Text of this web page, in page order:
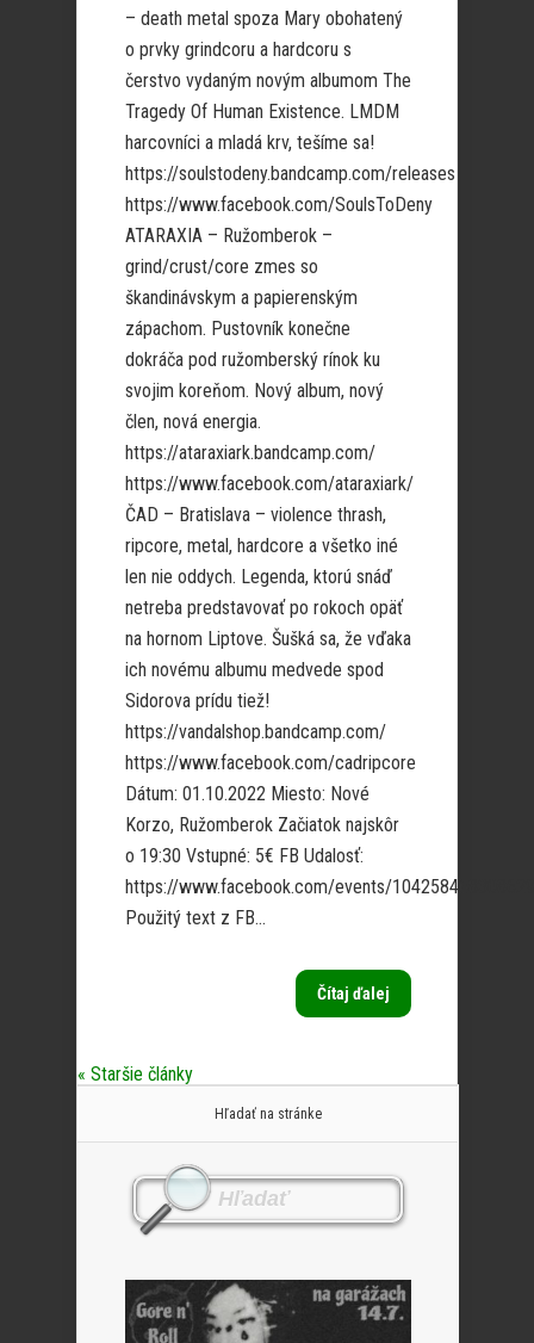
– death metal spoza Mary obohatený
o prvky grindcoru a hardcoru s
čerstvo vydaným novým albumom The
Tragedy Of Human Existence. LMDM
harcovníci a mladá krv, tešíme sa!
https://soulstodeny.bandcamp.com/releases
https://www.facebook.com/SoulsToDeny
ATARAXIA – Ružomberok –
grind/crust/core zmes so
škandinávskym a papierenským
zápachom. Pustovník konečne
dokráča pod ružomberský rínok ku
svojim koreňom. Nový album, nový
člen, nová energia.
https://ataraxiark.bandcamp.com/
https://www.facebook.com/ataraxiark/
ČAD – Bratislava – violence thrash,
ripcore, metal, hardcore a všetko iné
len nie oddych. Legenda, ktorú snáď
netreba predstavovať po rokoch opäť
na hornom Liptove. Šušká sa, že vďaka
ich novému albumu medvede spod
Sidorova prídu tiež!
https://vandalshop.bandcamp.com/
https://www.facebook.com/cadripcore
Dátum: 01.10.2022 Miesto: Nové
Korzo, Ružomberok Začiatok najskôr
o 19:30 Vstupné: 5€ FB Udalosť:
https://www.facebook.com/events/
Použitý text z FB...
Čítaj ďalej
« Staršie články
Hľadať na stránke